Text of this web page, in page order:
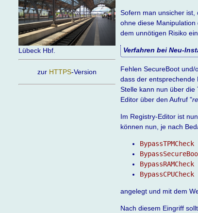
Sofern man unsicher
ohne diese
dem unnötigen Risiko
Verfahren bei Neu-
Fehlen SecureBoot und/
dass der entsprechende
Stelle kann nun über die
Editor über den Aufruf "
Im Registry-Editor ist
können nun, je nach
BypassTPMCheck
BypassRAMCheck
BypassCPUCheck
angelegt und mit dem
Nach diesem Eingriff
Lübeck Hbf.
zur HTTPS-Version